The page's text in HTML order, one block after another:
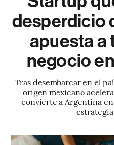
desperdicio
apuesta a
negocio
Tras desembarcar en el
origen mexicano
convierte a Argentina